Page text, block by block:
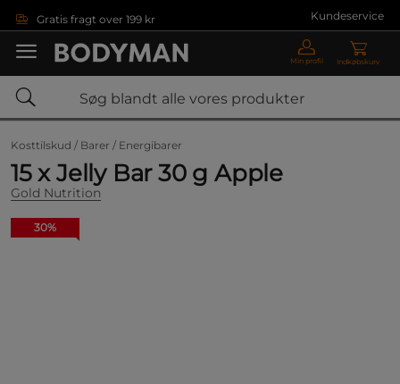
Gratis fragt over 199 kr Kundeservice
Min profil Indkøbskurv
Kosttilskud / Barer / Energibarer
15 x Jelly Bar 30 g Apple
Gold Nutrition
30%